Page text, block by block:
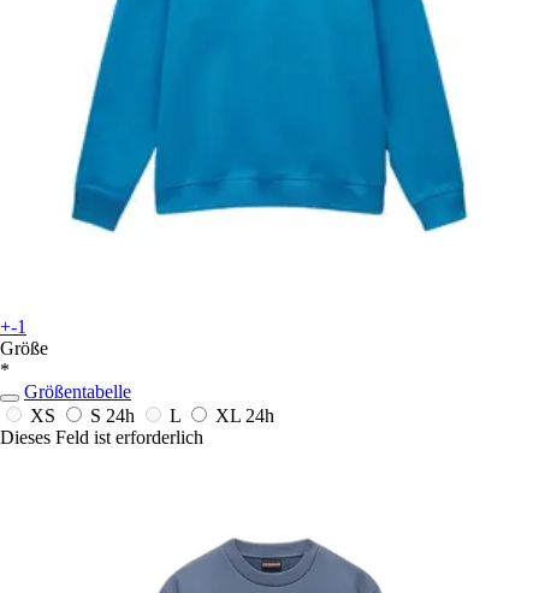
+-1
Größe
*
Größentabelle
XS
S 24h L XL 24h
Dieses Feld ist erforderlich